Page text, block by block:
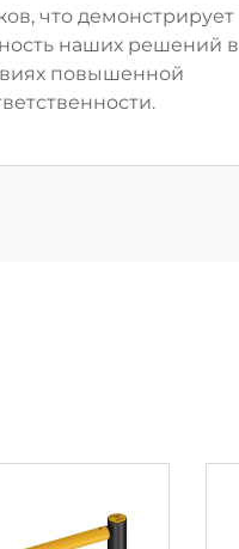
что демонстрирует
наших решений в
повышенной